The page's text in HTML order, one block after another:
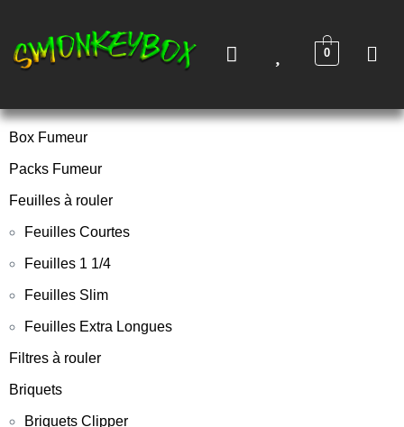
0
Box Fumeur
Packs Fumeur
Feuilles à rouler
Feuilles Courtes
Feuilles 1 1/4
Feuilles Slim
Feuilles Extra Longues
Filtres à rouler
Briquets
Briquets Clipper